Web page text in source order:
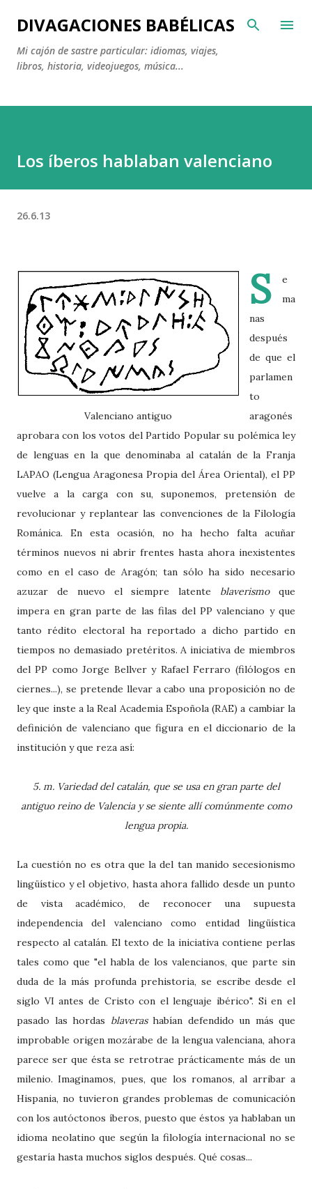
Ir al contenido principal
DIVAGACIONES BABÉLICAS
Mi cajón de sastre particular: idiomas, viajes,
libros, historia, videojuegos, música...
Los íberos hablaban valenciano
26.6.13
Valenciano antiguo
S
e
ma
nas
después
de que el
parlamen
to
aragonés
aprobara con los votos del Partido Popular su polémica ley
de lenguas en la que denominaba al catalán de la Franja
LAPAO (Lengua Aragonesa Propia del Área Oriental), el PP
vuelve a la carga con su, suponemos, pretensión de
revolucionar y replantear las convenciones de la Filología
Románica. En esta ocasión, no ha hecho falta acuñar
términos nuevos ni abrir frentes hasta ahora inexistentes
como en el caso de Aragón; tan sólo ha sido necesario
azuzar de nuevo el siempre latente blaverismoque
impera en gran parte de las filas del PP valenciano y que
tanto rédito electoral ha reportado a dicho partido en
tiempos no demasiado pretéritos. A iniciativa de miembros
del PP como Jorge Bellver y Rafael Ferraro (filólogos en
ciernes...), se pretende llevar a cabo una proposición no de
ley que inste a la Real Academia Espoñola (RAE) a cambiar la
definición de valenciano que figura en el diccionario de la
institución y que reza así:
5. m. Variedad del catalán, que se usa en gran parte del
antiguo reino de Valencia y se siente allí comúnmente como
lengua propia.
La cuestión no es otra que la del tan manido secesionismo
lingüístico y el objetivo, hasta ahora fallido desde un punto
de vista académico, de reconocer una supuesta
independencia del valenciano como entidad lingüística
respecto al catalán. El texto de la iniciativa contiene perlas
tales como que "el habla de los valencianos, que parte sin
duda de la más profunda prehistoria, se escribe desde el
siglo VI antes de Cristo con el lenguaje ibérico". Si en el
pasado las hordas blaverashabían defendido un más que
improbable origen mozárabe de la lengua valenciana, ahora
parece ser que ésta se retrotrae prácticamente más de un
milenio. Imaginamos, pues, que los romanos, al arribar a
Hispania, no tuvieron grandes problemas de comunicación
con los autóctonos íberos, puesto que éstos ya hablaban un
idioma neolatino que según la filología internacional no se
gestaría hasta muchos siglos después. Qué cosas...